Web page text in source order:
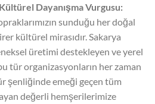
Dayanışma Vurgusu:
sunduğu her doğal
kültürel mirasıdır. Sakarya
üretimi destekleyen ve yerel
tür organizasyonların her zaman
şenliğinde emeği geçen tüm
değerli hemşerilerimize